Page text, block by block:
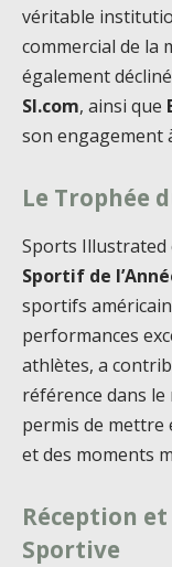
véritable
commercial de la
également
SI.com, ainsi que
son engagement
Le Trophée
Sports
Sportif de
sportifs
performances
athlètes, a
référence dans
permis de mettre
et des moments
Réception
Sportive